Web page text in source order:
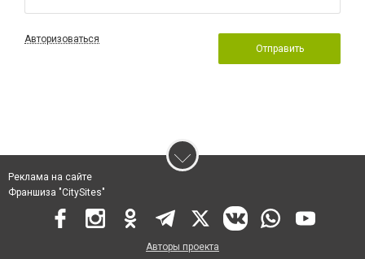
Авторизоваться
Отправить
Реклама на сайте
Франшиза "CitySites"
Авторы проекта